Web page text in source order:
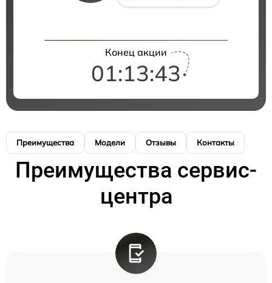
Конец акции
01:13:43
Преимущества Модели Отзывы Контакты
Преимущества сервис-
центра